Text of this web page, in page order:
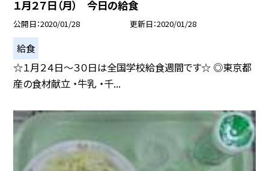
１月２７日（月） 今日の給食
公開日 2020/01/28 更新日 2020/01/28
給食
☆１月２４日〜３０日は全国学校給食週間です☆ ◎東京都
産の食材献立 ・牛乳 ・千...